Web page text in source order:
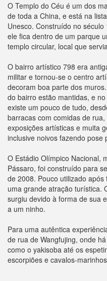
O Templo do Céu é um dos
de toda a China, e está na
Unesco. Construído no
ele fica dentro de um parque
templo circular, local que
O bairro artístico 798 era
militar e tornou-se o centro
decoram boa parte dos
do bairro estão mantidas, e
existe um pouco de tudo,
barracas com comidas de
exposições artísticas e muita
inclusive noivos fazendo pose
O Estádio Olímpico Nacional,
Pássaro, foi construído para
de 2008. Pouco utilizado
uma grande atração turística.
surgiu devido à forma de sua
a um ninho.
Para uma autêntica
de rua de Wangfujing, onde
como o yakisoba até os
escorpiões e cavalos-